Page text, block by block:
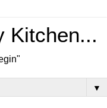
Kitchen...
▼